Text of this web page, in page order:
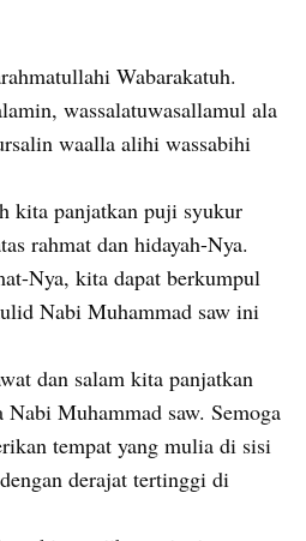
Wabarakatuh.
wassalatuwasallamul ala
waalla alihi wassabihi
kita panjatkan puji syukur
rahmat dan hidayah-Nya.
Nya, kita dapat berkumpul
Nabi Muhammad saw ini
dan salam kita panjatkan
Muhammad saw. Semoga
tempat yang mulia di sisi
derajat tertinggi di